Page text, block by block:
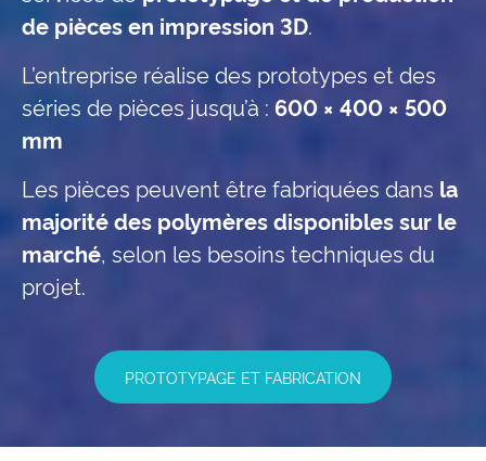
de pièces en impression 3D.
L’entreprise réalise des prototypes et des
séries de pièces jusqu’à : 600 × 400 × 500
mm
Les pièces peuvent être fabriquées dans la
majorité des polymères disponibles sur le
marché, selon les besoins techniques du
projet.
PROTOTYPAGE ET FABRICATION